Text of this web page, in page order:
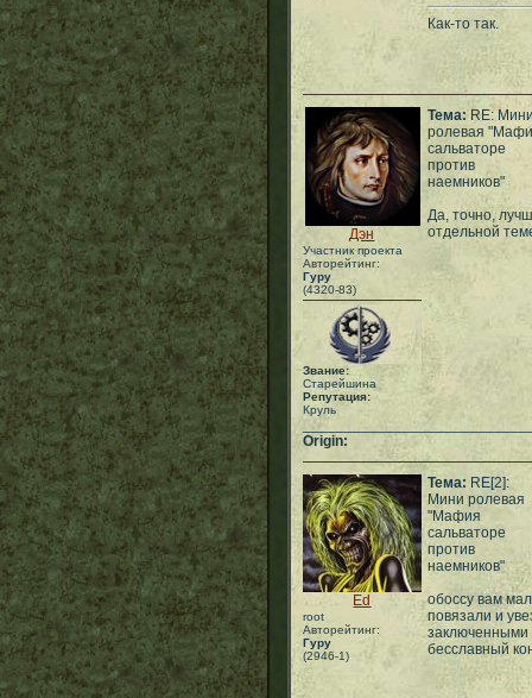
Как-то так.
Дэн
Участник проекта
Авторейтинг:
Гуру
(4320-83)
Звание:
Старейшина
Репутация:
Круль
Тема: RE:
ролевая
сальваторе
против
наемников"
Да, точно,
отдельной
Origin:
Ed
root
Авторейтинг:
Гуру
(2946-1)
Тема: RE[2]:
Мини ролевая
"Мафия
сальваторе
против
наемников"
обоссу вам
повязали и
заключенными
бесславный